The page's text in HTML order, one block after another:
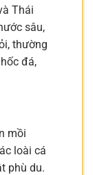
Thái
sâu,
thường
đá,
mồi
loài cá
phù du.